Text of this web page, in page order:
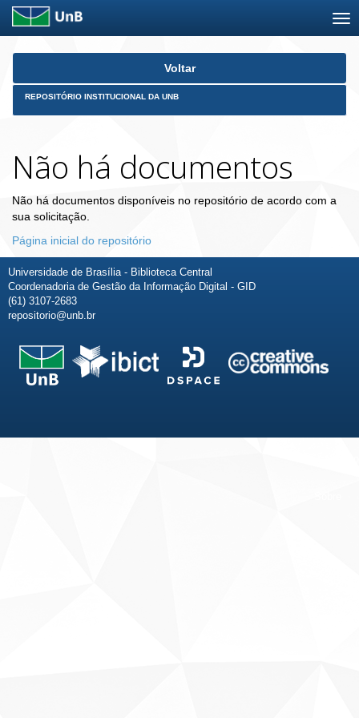
Skip
Voltar
REPOSITÓRIO INSTITUCIONAL DA UNB
Não há documentos
Não há documentos disponíveis no repositório de acordo com a
sua solicitação.
Página inicial do repositório
Universidade de Brasília - Biblioteca Central
Coordenadoria de Gestão da Informação Digital - GID
(61) 3107-2683
repositorio@unb.br